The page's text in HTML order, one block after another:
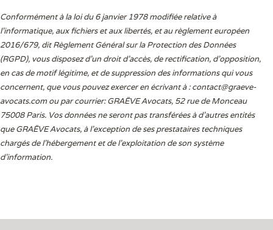
Conformément à la loi du 6 janvier 1978 modifiée relative à
l'informatique, aux fichiers et aux libertés, et au règlement européen
2016/679, dit Règlement Général sur la Protection des Données
(RGPD), vous disposez d’un droit d’accès, de rectification, d’opposition,
en cas de motif légitime, et de suppression des informations qui vous
concernent, que vous pouvez exercer en écrivant à :contact@graeve-
avocats.com ou par courrier: GRAËVE Avocats, 52 rue de Monceau
75008 Paris. Vos données ne seront pas transférées à d’autres entités
que GRAËVE Avocats, à l’exception de ses prestataires techniques
chargés de l’hébergement et de l’exploitation de son système
d’information.